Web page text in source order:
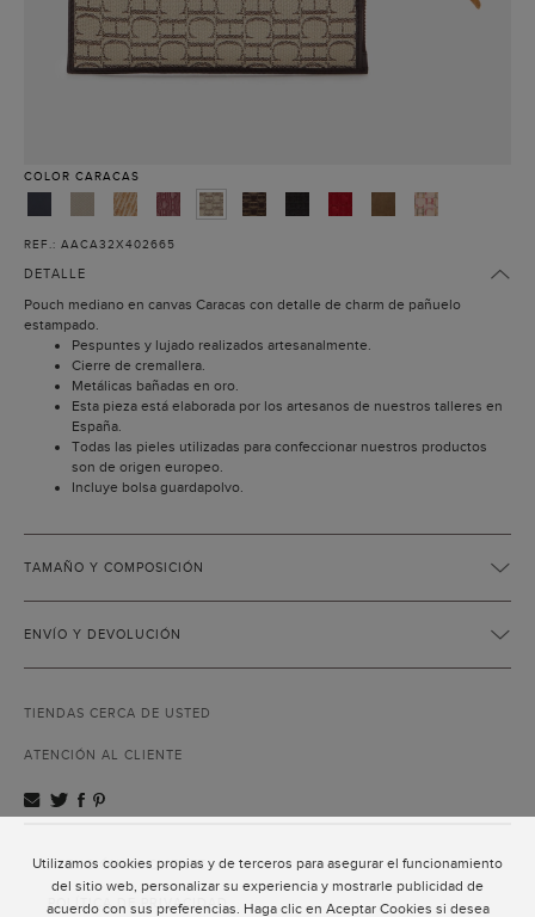
Utilizamos cookies propias y de terceros para asegurar el funcionamiento
del sitio web, personalizar su experiencia y mostrarle publicidad de
acuerdo con sus preferencias. Haga clic en Aceptar Cookies si desea
COLOR CARACAS
REF.: AACA32X402665
DETALLE
Pouch mediano en canvas Caracas con detalle de charm de pañuelo
estampado.
Pespuntes y lujado realizados artesanalmente.
Cierre de cremallera.
Metálicas bañadas en oro.
Esta pieza está elaborada por los artesanos de nuestros talleres en
España.
Todas las pieles utilizadas para confeccionar nuestros productos
son de origen europeo.
Incluye bolsa guardapolvo.
TAMAÑO Y COMPOSICIÓN
ENVÍO Y DEVOLUCIÓN
TIENDAS CERCA DE USTED
ATENCIÓN AL CLIENTE
ATENCIÓN AL CLIENTE
POLÍTICA DE PRIVACIDAD